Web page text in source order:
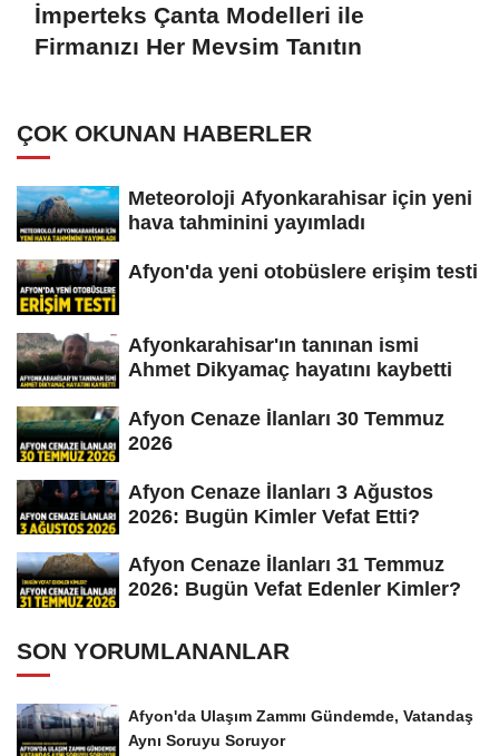
İmperteks Çanta Modelleri ile
Firmanızı Her Mevsim Tanıtın
ÇOK OKUNAN HABERLER
Meteoroloji Afyonkarahisar için yeni
hava tahminini yayımladı
Afyon'da yeni otobüslere erişim testi
Afyonkarahisar'ın tanınan ismi
Ahmet Dikyamaç hayatını kaybetti
Afyon Cenaze İlanları 30 Temmuz
2026
Afyon Cenaze İlanları 3 Ağustos
2026: Bugün Kimler Vefat Etti?
Afyon Cenaze İlanları 31 Temmuz
2026: Bugün Vefat Edenler Kimler?
SON YORUMLANANLAR
Afyon'da Ulaşım Zammı Gündemde, Vatandaş
Aynı Soruyu Soruyor